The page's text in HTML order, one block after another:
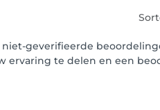
geverifieerde
ervaring te delen en een